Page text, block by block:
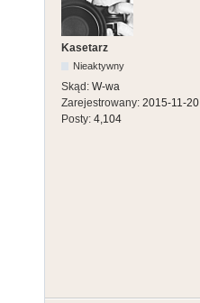
Kasetarz
Nieaktywny
Skąd: W-wa
Zarejestrowany: 2015-11-20
Posty: 4,104